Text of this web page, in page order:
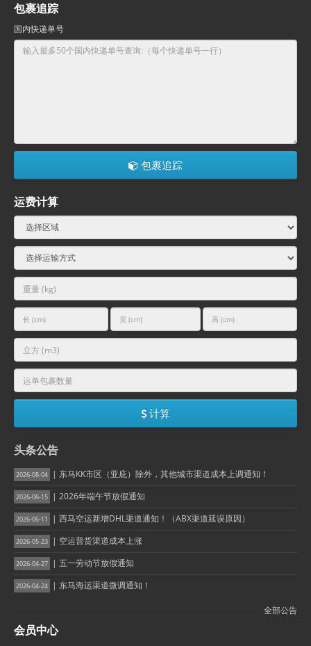
包裹追踪
国内快递单号
包裹追踪
运费计算
计算
头条公告
2026-08-04 | 东马KK市区（亚庇）除外，其他城市渠道成本上调通知！
2026-06-15 | 2026年端午节放假通知
2026-06-11 | 西马空运新增DHL渠道通知！（ABX渠道延误原因）
2026-05-23 | 空运普货渠道成本上涨
2026-04-27 | 五一劳动节放假通知
2026-04-24 | 东马海运渠道微调通知！
全部公告
会员中心